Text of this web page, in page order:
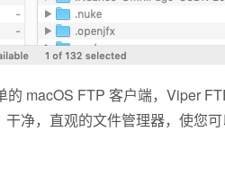
的 macOS FTP 客户端，Viper
净，直观的文件管理器，使您